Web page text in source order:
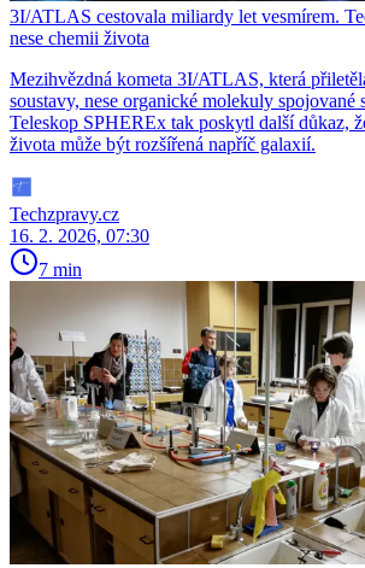
3I/ATLAS cestovala miliardy let vesmírem.
nese chemii života
Mezihvězdná kometa 3I/ATLAS, která
soustavy, nese organické molekuly spojované
Teleskop SPHEREx tak poskytl další důkaz,
života může být rozšířená napříč galaxií.
Techzpravy.cz
16. 2. 2026, 07:30
7 min